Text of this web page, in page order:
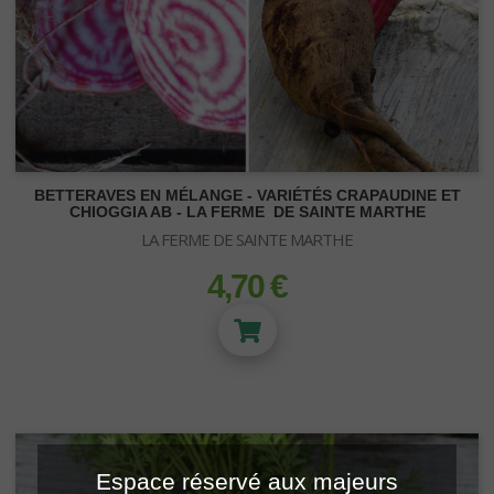
HOUSE & GARDEN
ENRACINEMENT - ETIQUETTE
Paradise Seeds - Féminisées - Sativa
Paradise Seeds - Féminisées - Hybrid
BETTERAVES EN MÉLANGE - VARIÉTÉS CRAPAUDINE ET
CHIOGGIA AB - LA FERME DE SAINTE MARTHE
LA FERME DE SAINTE MARTHE
prix
4,70 €
Espace réservé aux majeurs